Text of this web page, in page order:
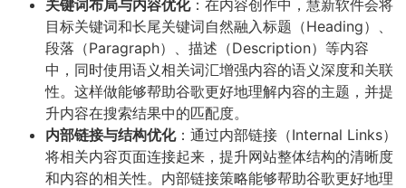
关键词布局与内容优化：在内容创作中，慧新软件会将
目标关键词和长尾关键词自然融入标题（Heading）、
段落（Paragraph）、描述（Description）等内容
中，同时使用语义相关词汇增强内容的语义深度和关联
性。这样做能够帮助谷歌更好地理解内容的主题，并提
升内容在搜索结果中的匹配度。
内部链接与结构优化：通过内部链接（Internal Links）
将相关内容页面连接起来，提升网站整体结构的清晰度
和内容的相关性。内部链接策略能够帮助谷歌更好地理